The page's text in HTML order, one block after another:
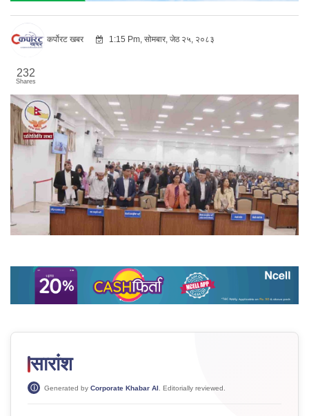
कर्पोरट खबर 1:15 Pm, सोमबार, जेठ २५, २०८३
232
Shares
सारांश
Generated by Corporate Khabar AI . Editorially reviewed.